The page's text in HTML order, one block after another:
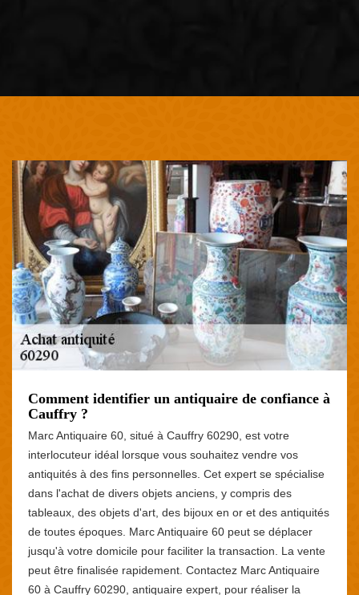
Comment identifier un antiquaire de confiance à
Cauffry ?
Marc Antiquaire 60, situé à Cauffry 60290, est votre
interlocuteur idéal lorsque vous souhaitez vendre vos
antiquités à des fins personnelles. Cet expert se spécialise
dans l'achat de divers objets anciens, y compris des
tableaux, des objets d'art, des bijoux en or et des antiquités
de toutes époques. Marc Antiquaire 60 peut se déplacer
jusqu'à votre domicile pour faciliter la transaction. La vente
peut être finalisée rapidement. Contactez Marc Antiquaire
60 à Cauffry 60290, antiquaire expert, pour réaliser la